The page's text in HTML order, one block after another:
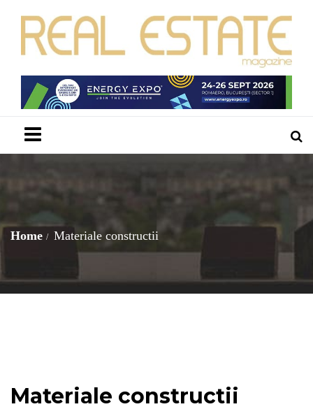
Home Materiale constructii
Materiale constructii